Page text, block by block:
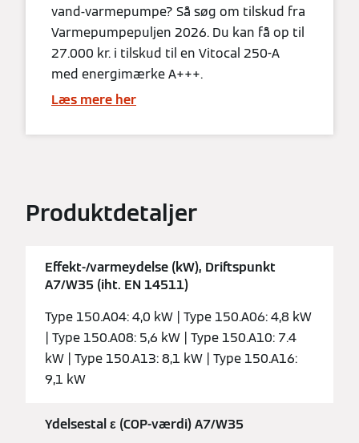
vand-varmepumpe? Så søg om tilskud fra
Varmepumpepuljen 2026. Du kan få op til
27.000 kr. i tilskud til en Vitocal 250-A
med energimærke A+++.
Læs mere her
Produktdetaljer
Effekt-/varmeydelse (kW), Driftspunkt
A7/W35 (iht. EN 14511)
Type 150.A04: 4,0 kW | Type 150.A06: 4,8 kW
| Type 150.A08: 5,6 kW | Type 150.A10: 7.4
kW | Type 150.A13: 8,1 kW | Type 150.A16:
9,1 kW
Ydelsestal ε (COP-værdi) A7/W35